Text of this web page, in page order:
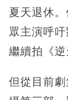
夏天退休
眾主演呼
繼續拍《逆
但從目前